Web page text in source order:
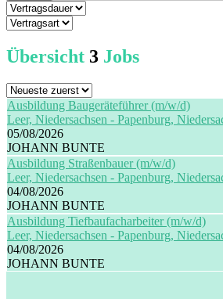
Übersicht 3 Jobs
Ausbildung Baugeräteführer (m/w/d)
Leer, Niedersachsen - Papenburg,
05/08/2026
JOHANN BUNTE
Ausbildung Straßenbauer (m/w/d)
Leer, Niedersachsen - Papenburg,
04/08/2026
JOHANN BUNTE
Ausbildung Tiefbaufacharbeiter (m/w/d)
Leer, Niedersachsen - Papenburg,
04/08/2026
JOHANN BUNTE